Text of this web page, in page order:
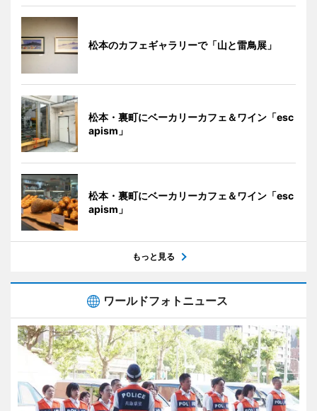
松本のカフェギャラリーで「山と雷鳥展」
松本・裏町にベーカリーカフェ＆ワイン「esc
apism」
松本・裏町にベーカリーカフェ＆ワイン「esc
apism」
もっと見る
ワールドフォトニュース